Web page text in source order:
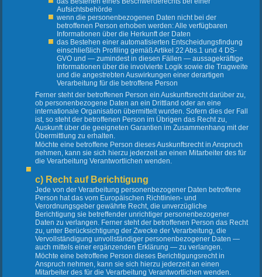
Aufsichtsbehörde
wenn die personenbezogenen Daten nicht bei der
betroffenen Person erhoben werden: Alle verfügbaren
Informationen über die Herkunft der Daten
das Bestehen einer automatisierten Entscheidungsfindung
einschließlich Profiling gemäß Artikel 22 Abs.1 und 4 DS-
GVO und — zumindest in diesen Fällen — aussagekräftige
Informationen über die involvierte Logik sowie die Tragweite
und die angestrebten Auswirkungen einer derartigen
Verarbeitung für die betroffene Person
Ferner steht der betroffenen Person ein Auskunftsrecht darüber zu,
ob personenbezogene Daten an ein Drittland oder an eine
internationale Organisation übermittelt wurden. Sofern dies der Fall
ist, so steht der betroffenen Person im Übrigen das Recht zu,
Auskunft über die geeigneten Garantien im Zusammenhang mit der
Übermittlung zu erhalten.
Möchte eine betroffene Person dieses Auskunftsrecht in Anspruch
nehmen, kann sie sich hierzu jederzeit an einen Mitarbeiter des für
die Verarbeitung Verantwortlichen wenden.
c) Recht auf Berichtigung
Jede von der Verarbeitung personenbezogener Daten betroffene
Person hat das vom Europäischen Richtlinien- und
Verordnungsgeber gewährte Recht, die unverzügliche
Berichtigung sie betreffender unrichtiger personenbezogener
Daten zu verlangen. Ferner steht der betroffenen Person das Recht
zu, unter Berücksichtigung der Zwecke der Verarbeitung, die
Vervollständigung unvollständiger personenbezogener Daten —
auch mittels einer ergänzenden Erklärung — zu verlangen.
Möchte eine betroffene Person dieses Berichtigungsrecht in
Anspruch nehmen, kann sie sich hierzu jederzeit an einen
Mitarbeiter des für die Verarbeitung Verantwortlichen wenden.